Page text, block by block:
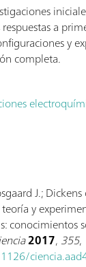
a
y
completa.
J.; Dickens
y
conocimientos
2017, 355,